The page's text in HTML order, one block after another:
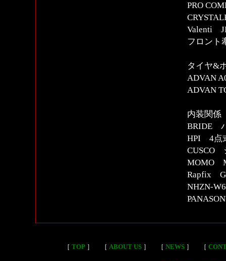
PRO
Valenti
フロント
タイヤ&
ADVAN
ADVAN
内装関係
BRIDE
HPI 4点
CUSCO
MOMO
Rapfix
NHZN-
［ TOP］ ［ ABOUT US］ ［ NEWS］ ［